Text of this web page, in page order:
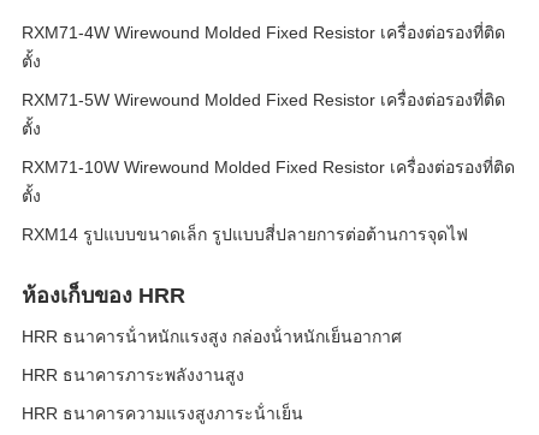
RXM71-4W Wirewound Molded Fixed Resistor เครื่องต่อรองที่ติด
ตั้ง
RXM71-5W Wirewound Molded Fixed Resistor เครื่องต่อรองที่ติด
ตั้ง
RXM71-10W Wirewound Molded Fixed Resistor เครื่องต่อรองที่ติด
ตั้ง
RXM14 รูปแบบขนาดเล็ก รูปแบบสี่ปลายการต่อต้านการจุดไฟ
ห้องเก็บของ HRR
HRR ธนาคารน้ําหนักแรงสูง กล่องน้ําหนักเย็นอากาศ
HRR ธนาคารภาระพลังงานสูง
HRR ธนาคารความแรงสูงภาระน้ําเย็น